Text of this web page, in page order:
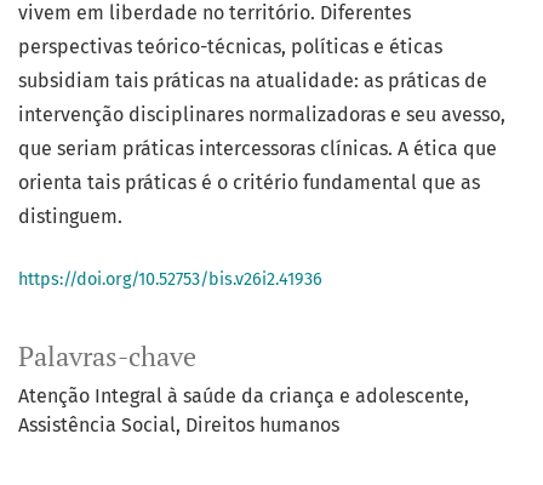
Palavras-chave
Atenção Integral à saúde da criança e adolescente
Assistência Social Direitos humanos
vivem em liberdade no território. Diferentes
perspectivas teórico-técnicas, políticas e éticas
subsidiam tais práticas na atualidade: as práticas de
intervenção disciplinares normalizadoras e seu avesso,
que seriam práticas intercessoras clínicas. A ética que
orienta tais práticas é o critério fundamental que as
distinguem.
https://doi.org/10.52753/bis.v26i2.41936